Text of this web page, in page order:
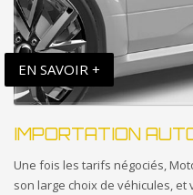
EN SAVOIR +
IMPORTATION
Une fois les tarifs négociés,
son large choix de véhicules,